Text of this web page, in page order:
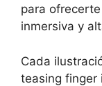
para
inmersiva y
Cada
teasing finger